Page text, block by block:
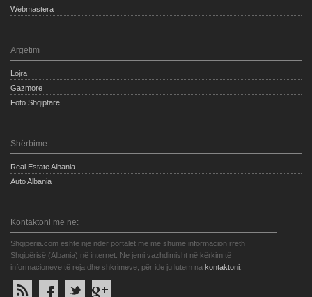
Webmastera
Argetim
Lojra
Gazmore
Foto Shqiptare
Shërbime
Real Estate Albania
Auto Albania
Kontaktoni me ne:
Shqiperia.com është një ndër portalet me më shumë informacion rreth
Shqipërisë (Albania) në internet. Ne jemi vazhdimisht në kërkim të
informacioneve të reja dhe shkrimeve, për ide ju lutem na kontaktoni